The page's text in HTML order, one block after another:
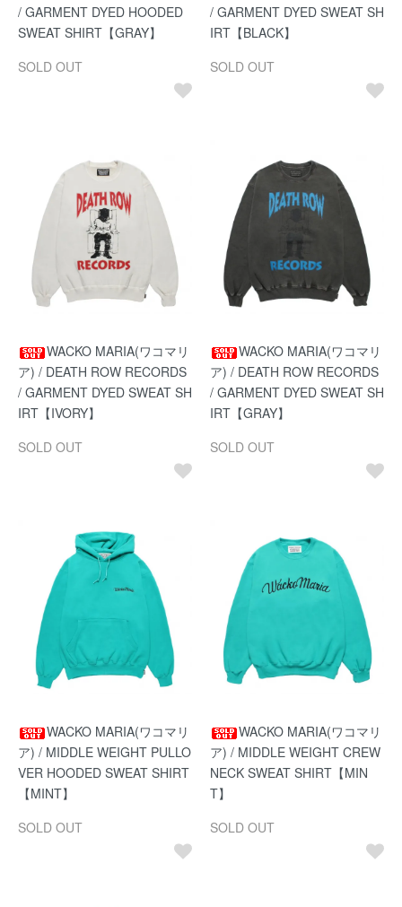
/ GARMENT DYED HOODED
SWEAT SHIRT【GRAY】
SOLD OUT
/ GARMENT DYED SWEAT SH
IRT【BLACK】
SOLD OUT
WACKO MARIA(ワコマリ
ア) / DEATH ROW RECORDS
/ GARMENT DYED SWEAT SH
IRT【IVORY】
SOLD OUT
WACKO MARIA(ワコマリ
ア) / DEATH ROW RECORDS
/ GARMENT DYED SWEAT SH
IRT【GRAY】
SOLD OUT
WACKO MARIA(ワコマリ
ア) / MIDDLE WEIGHT PULLO
VER HOODED SWEAT SHIRT
【MINT】
SOLD OUT
WACKO MARIA(ワコマリ
ア) / MIDDLE WEIGHT CREW
NECK SWEAT SHIRT【MIN
T】
SOLD OUT